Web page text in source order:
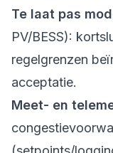
Te laat pas
PV/BESS):
regelgrenzen
acceptatie.
Meet- en